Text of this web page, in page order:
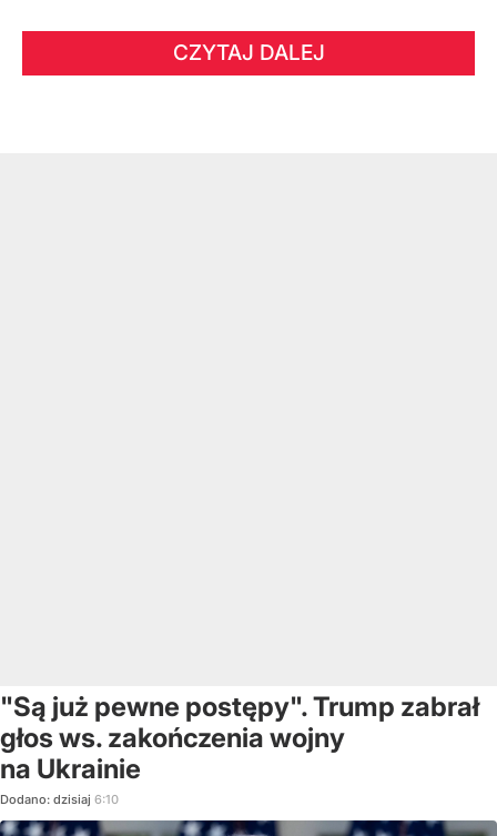
CZYTAJ DALEJ
"Są już pewne postępy". Trump zabrał
głos ws. zakończenia wojny
na Ukrainie
Dodano: dzisiaj 6:10